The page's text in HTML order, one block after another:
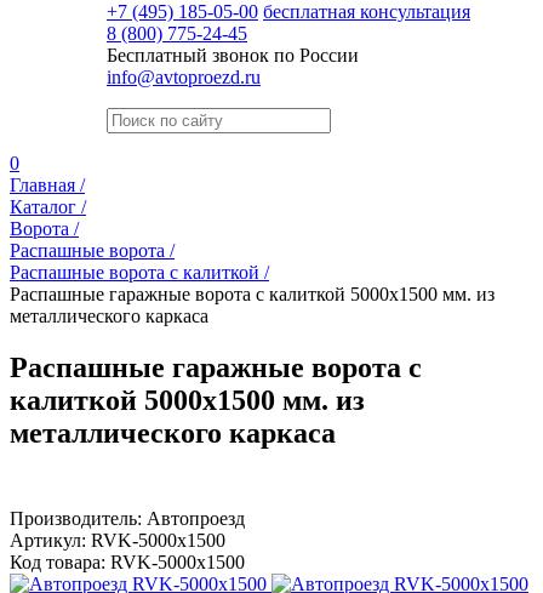
+7 (495) 185-05-00 бесплатная консультация
8 (800) 775-24-45
Бесплатный звонок по России
info@avtoproezd.ru
0
Главная /
Каталог /
Ворота /
Распашные ворота /
Распашные ворота с калиткой /
Распашные гаражные ворота с калиткой 5000x1500 мм. из
металлического каркаса
Распашные гаражные ворота с
калиткой 5000x1500 мм. из
металлического каркаса
Производитель: Автопроезд
Артикул: RVK-5000x1500
Код товара: RVK-5000x1500